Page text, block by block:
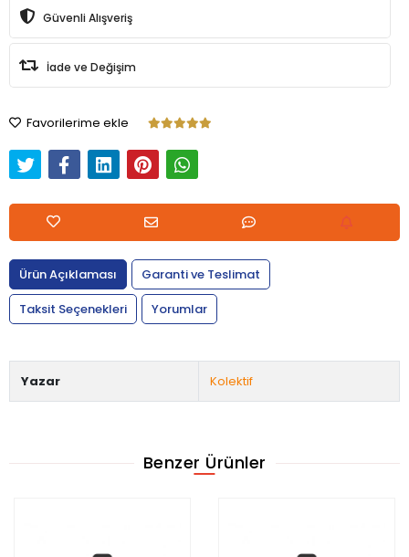
Güvenli Alışveriş
İade ve Değişim
Favorilerime ekle
Ürün Açıklaması
Garanti ve Teslimat
Taksit Seçenekleri
Yorumlar
Yazar Kolektif
Benzer Ürünler